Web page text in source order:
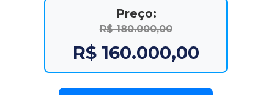
Preço:
R$ 180.000,00
R$ 160.000,00